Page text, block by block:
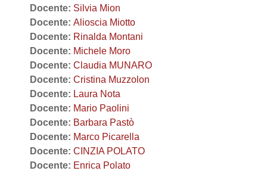
Docente: Silvia Mion
Docente: Alioscia Miotto
Docente: Rinalda Montani
Docente: Michele Moro
Docente: Claudia MUNARO
Docente: Cristina Muzzolon
Docente: Laura Nota
Docente: Mario Paolini
Docente: Barbara Pastò
Docente: Marco Picarella
Docente: CINZIA POLATO
Docente: Enrica Polato